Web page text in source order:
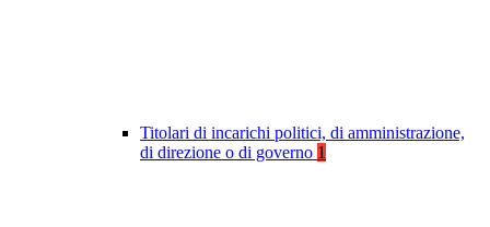
Titolari di incarichi politici, di amministrazione,
di direzione o di governo 1